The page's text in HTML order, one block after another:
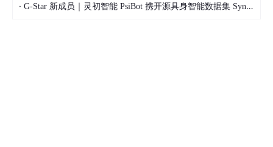
· G-Star 新成员｜灵初智能 PsiBot 携开源具身智能数据集 SynData 入驻 AtomGit